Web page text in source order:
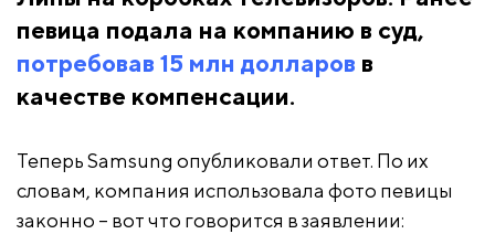
певица подала на компанию в суд,
потребовав 15 млн долларов в
качестве компенсации.
Теперь Samsung опубликовали ответ. По их
словам, компания использовала фото певицы
законно – вот что говорится в заявлении: